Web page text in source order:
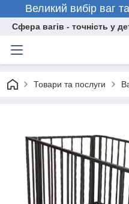
Великий вибір ваг
Сфера вагів - точність у
Товари та послуги